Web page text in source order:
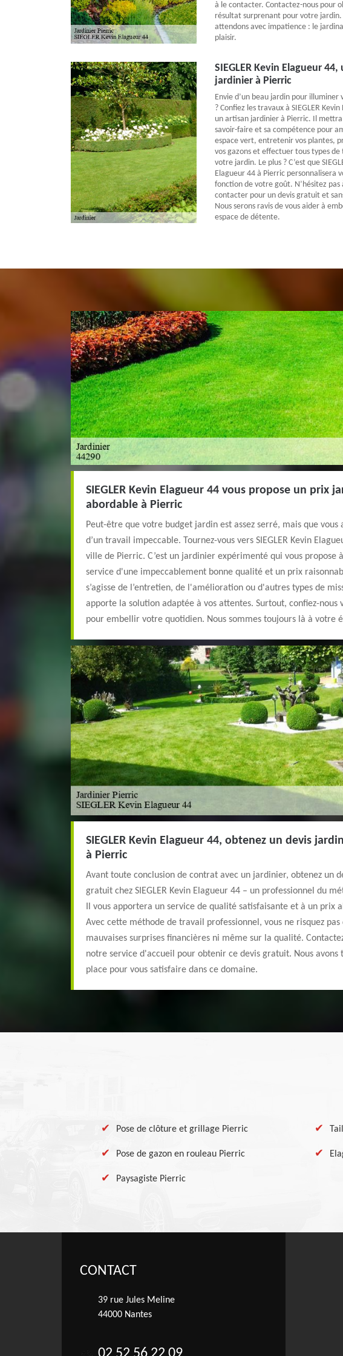
à le contacter. Contactez-nous pour
résultat surprenant pour votre jardin.
attendons avec impatience : le
plaisir.
SIEGLER Kevin Elagueur
jardinier à Pierric
Envie d’un beau jardin pour
? Confiez les travaux à SIEGLER
un artisan jardinier à Pierric. Il
savoir-faire et sa compétence pour
espace vert, entretenir vos plantes,
vos gazons et effectuer tous types de
votre jardin. Le plus ? C’est que
Elagueur 44 à Pierric personnalisera
fonction de votre goût. N’hésitez pas
contacter pour un devis gratuit et
Nous serons ravis de vous aider à
espace de détente.
SIEGLER Kevin Elagueur 44 vous propose un prix
abordable à Pierric
Peut-être que votre budget jardin est assez serré, mais que vous
d’un travail impeccable. Tournez-vous vers SIEGLER Kevin
ville de Pierric. C’est un jardinier expérimenté qui vous propose
service d'une impeccablement bonne qualité et un prix
s’agisse de l’entretien, de l'amélioration ou d'autres types de
apporte la solution adaptée à vos attentes. Surtout, confiez-nous
pour embellir votre quotidien. Nous sommes toujours là à votre
SIEGLER Kevin Elagueur 44, obtenez un devis
à Pierric
Avant toute conclusion de contrat avec un jardinier, obtenez un
gratuit chez SIEGLER Kevin Elagueur 44 – un professionnel du
Il vous apportera un service de qualité satisfaisante et à un prix
Avec cette méthode de travail professionnel, vous ne risquez pas
mauvaises surprises financières ni même sur la qualité.
notre service d'accueil pour obtenir ce devis gratuit. Nous avons
place pour vous satisfaire dans ce domaine.
Pose de clôture et grillage Pierric
Pose de gazon en rouleau Pierric
Paysagiste Pierric
CONTACT
39 rue Jules Meline
44000 Nantes